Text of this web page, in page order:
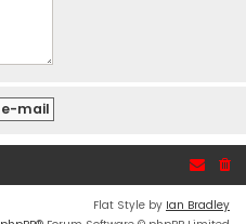
Flat Style by Ian Bradley